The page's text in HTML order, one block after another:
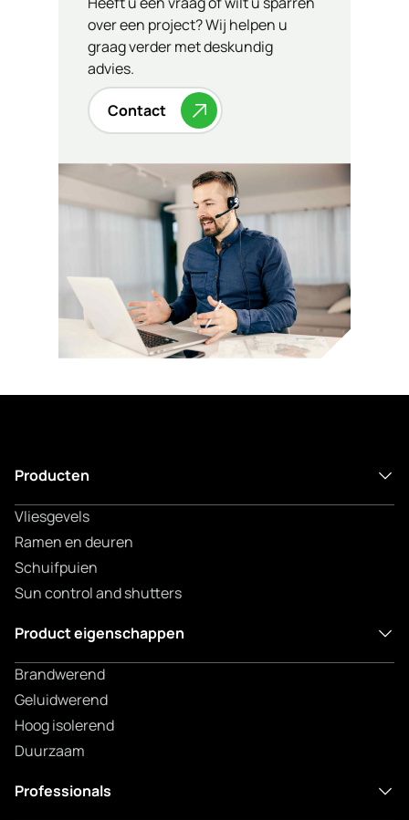
over een project? Wij helpen u
graag verder met deskundig
advies.
Contact
Producten
Vliesgevels
Ramen en deuren
Schuifpuien
Sun control and shutters
Product eigenschappen
Brandwerend
Geluidwerend
Hoog isolerend
Duurzaam
Professionals